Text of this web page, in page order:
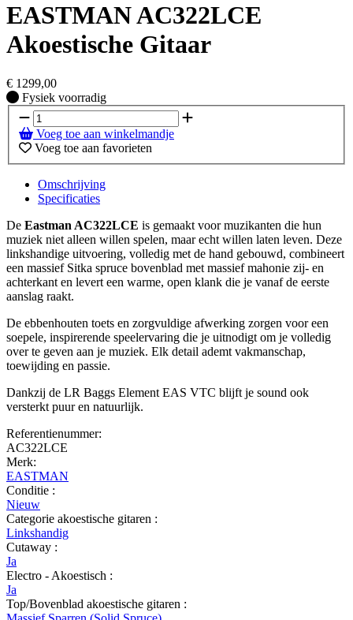
EASTMAN AC322LCE
Akoestische Gitaar
€ 1299,00
Fysiek voorradig
Fysiek voorradig
Voeg toe aan winkelmandje
Voeg toe aan favorieten
Omschrijving
Specificaties
De Eastman AC322LCE is gemaakt voor muzikanten die hun
muziek niet alleen willen spelen, maar echt willen laten leven. Deze
linkshandige uitvoering, volledig met de hand gebouwd, combineert
een massief Sitka spruce bovenblad met massief mahonie zij- en
achterkant en levert een warme, open klank die je vanaf de eerste
aanslag raakt.
De ebbenhouten toets en zorgvuldige afwerking zorgen voor een
soepele, inspirerende speelervaring die je uitnodigt om je volledig
over te geven aan je muziek. Elk detail ademt vakmanschap,
toewijding en passie.
Dankzij de LR Baggs Element EAS VTC blijft je sound ook
versterkt puur en natuurlijk.
Referentienummer:
AC322LCE
Merk:
EASTMAN
Conditie :
Nieuw
Categorie akoestische gitaren :
Linkshandig
Cutaway :
Ja
Electro - Akoestisch :
Ja
Top/Bovenblad akoestische gitaren :